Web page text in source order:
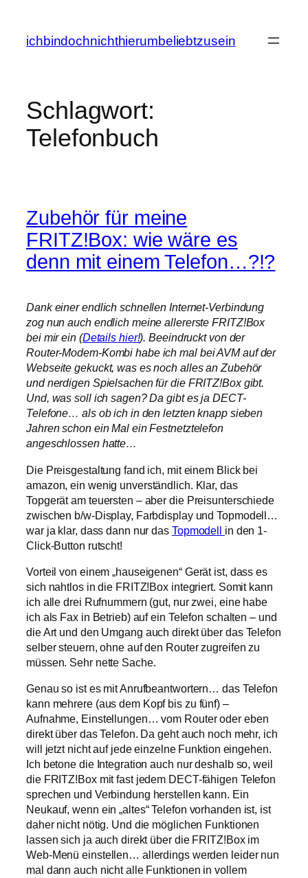
springen
ichbindochnichthierumbeliebtzusein
Schlagwort:
Telefonbuch
Zubehör für meine
FRITZ!Box: wie wäre es
denn mit einem Telefon…?!?
Dank einer endlich schnellen Internet-Verbindung
zog nun auch endlich meine allererste FRITZ!Box
bei mir ein (Details hier!). Beeindruckt von der
Router-Modem-Kombi habe ich mal bei AVM auf der
Webseite gekuckt, was es noch alles an Zubehör
und nerdigen Spielsachen für die FRITZ!Box gibt.
Und, was soll ich sagen? Da gibt es ja DECT-
Telefone… als ob ich in den letzten knapp sieben
Jahren schon ein Mal ein Festnetztelefon
angeschlossen hatte…
Die Preisgestaltung fand ich, mit einem Blick bei
amazon, ein wenig unverständlich. Klar, das
Topgerät am teuersten – aber die Preisunterschiede
zwischen b/w-Display, Farbdisplay und Topmodell…
war ja klar, dass dann nur das Topmodell in den 1-
Click-Button rutscht!
Vorteil von einem „hauseigenen“ Gerät ist, dass es
sich nahtlos in die FRITZ!Box integriert. Somit kann
ich alle drei Rufnummern (gut, nur zwei, eine habe
ich als Fax in Betrieb) auf ein Telefon schalten – und
die Art und den Umgang auch direkt über das Telefon
selber steuern, ohne auf den Router zugreifen zu
müssen. Sehr nette Sache.
Genau so ist es mit Anrufbeantwortern… das Telefon
kann mehrere (aus dem Kopf bis zu fünf) –
Aufnahme, Einstellungen… vom Router oder eben
direkt über das Telefon. Da geht auch noch mehr, ich
will jetzt nicht auf jede einzelne Funktion eingehen.
Ich betone die Integration auch nur deshalb so, weil
die FRITZ!Box mit fast jedem DECT-fähigen Telefon
sprechen und Verbindung herstellen kann. Ein
Neukauf, wenn ein „altes“ Telefon vorhanden ist, ist
daher nicht nötig. Und die möglichen Funktionen
lassen sich ja auch direkt über die FRITZ!Box im
Web-Menü einstellen… allerdings werden leider nun
mal dann auch nicht alle Funktionen in vollem